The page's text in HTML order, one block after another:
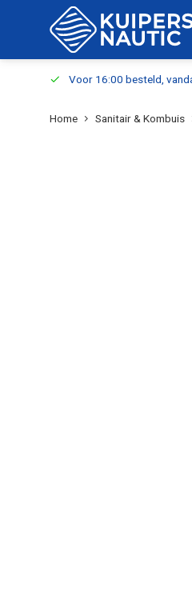
Voor 16:00 besteld,
Home Sanitair & Kombuis